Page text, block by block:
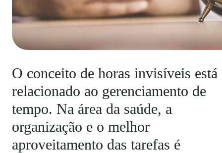
O conceito de horas invisíveis está
relacionado ao gerenciamento de
tempo. Na área da saúde, a
organização e o melhor
aproveitamento das tarefas é